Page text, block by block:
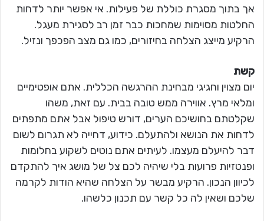
אך בתוך מסגרת כוללת של פעילות. אי אפשר יותר לדחות
החלטות מסוימות שמחכות כבר זמן רב לסגירת מעגל.
הרקיע מייצג הצלחה בחיזורים, כמו גם מצב הפכפך ונזיל.
קשת
יום מצוין וחגיגי מבחינת ההרגשה הכללית. אתם אופטימיים
ומלאי מרץ. אווירה ממש טובה בבית. עם זאת, משהו
שקלטתם בחושיכם הערים, דורש טיפול אבל אתם מתפתים
לדחות את הנושא ולהתעלם. כידוע, דחייה לא תגרום לשום
דבר להיעלם מעצמו. לעיתים אתם נוטים לשקוע בחלומות
ופנטזיות פרועות בלי שיהיה לכם צל של מושג איך להתקדם
לכיוון הנכון. הרקיע מבשר על הצלחה שהיא הודות לקרמה
שלכם ושאין לה כל קשר עם תכנון כלשהו.